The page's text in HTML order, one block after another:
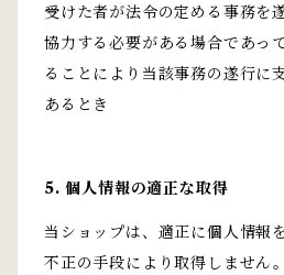
受けた者が法令の定める事務を
協力する必要がある場合であっ
ることにより当該事務の遂行に
あるとき
5. 個人情報の適正な取得
当ショップは、適正に個人情報
不正の手段により取得しません。